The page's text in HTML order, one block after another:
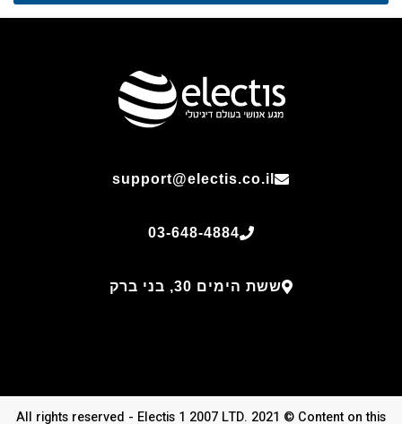
support@electis.co.il
03-648-4884
ששת הימים 30, בני ברק
All rights reserved - Electis 1 2007 LTD. 2021 © Content on this